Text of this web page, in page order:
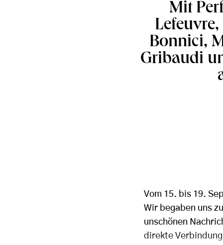
Mit
Bonnici,
Gribaudi
Vom 15. bis 19.
Wir begaben uns
unschönen
direkte